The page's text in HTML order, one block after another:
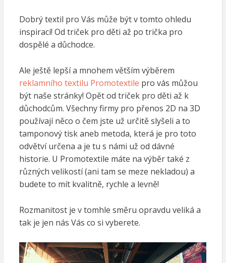
Dobrý textil pro Vás může být v tomto ohledu
inspirací! Od triček pro děti až po trička pro
dospělé a důchodce.
Ale ještě lepší a mnohem větším výběrem
reklamního textilu Promotextile pro vás můžou
být naše stránky! Opět od triček pro děti až k
důchodcům. Všechny firmy pro přenos 2D na 3D
používají něco o čem jste už určitě slyšeli a to
tamponový tisk aneb metoda, která je pro toto
odvětví určena a je tu s námi už od dávné
historie. U Promotextile máte na výběr také z
různých velikostí (ani tam se meze nekladou) a
budete to mít kvalitně, rychle a levně!
Rozmanitost je v tomhle směru opravdu veliká a
tak je jen nás Vás co si vyberete.